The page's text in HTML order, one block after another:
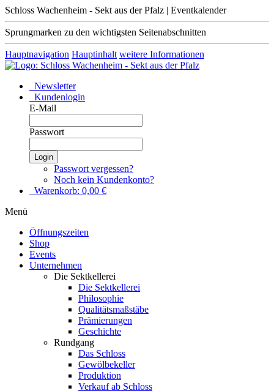
Schloss Wachenheim - Sekt aus der Pfalz | Eventkalender
Sprungmarken zu den wichtigsten Seitenabschnitten
Hauptnavigation Hauptinhalt weitere Informationen
Newsletter
Kundenlogin
E-Mail
Passwort
Login
Passwort vergessen?
Noch kein Kundenkonto?
Warenkorb: 0,00 €
Menü
Öffnungszeiten
Shop
Events
Unternehmen
Die Sektkellerei
Die Sektkellerei
Philosophie
Qualitätsmaßstäbe
Prämierungen
Geschichte
Rundgang
Das Schloss
Gewölbekeller
Produktion
Verkauf ab Schloss